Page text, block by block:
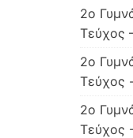
2o
Τεύχος
2o
Τεύχος
2o
Τεύχος